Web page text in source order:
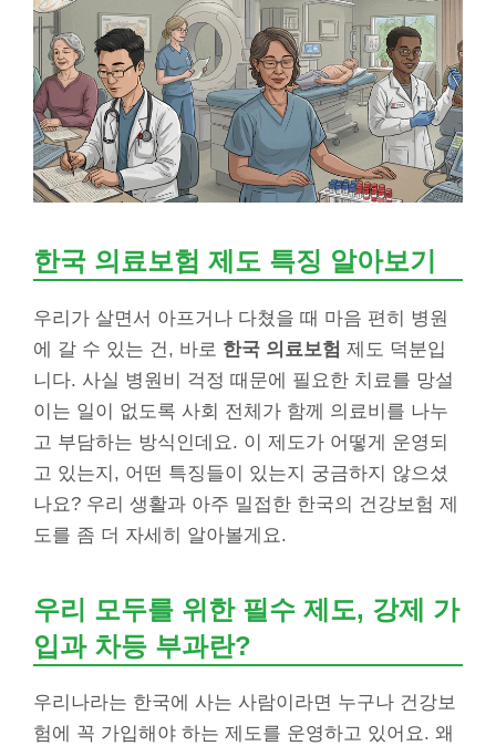
한국 의료보험 제도 특징 알아보기
우리가 살면서 아프거나 다쳤을 때 마음 편히 병원
에 갈 수 있는 건, 바로 한국 의료보험 제도 덕분입
니다. 사실 병원비 걱정 때문에 필요한 치료를 망설
이는 일이 없도록 사회 전체가 함께 의료비를 나누
고 부담하는 방식인데요. 이 제도가 어떻게 운영되
고 있는지, 어떤 특징들이 있는지 궁금하지 않으셨
나요? 우리 생활과 아주 밀접한 한국의 건강보험 제
도를 좀 더 자세히 알아볼게요.
우리 모두를 위한 필수 제도, 강제 가
입과 차등 부과란?
우리나라는 한국에 사는 사람이라면 누구나 건강보
험에 꼭 가입해야 하는 제도를 운영하고 있어요. 왜